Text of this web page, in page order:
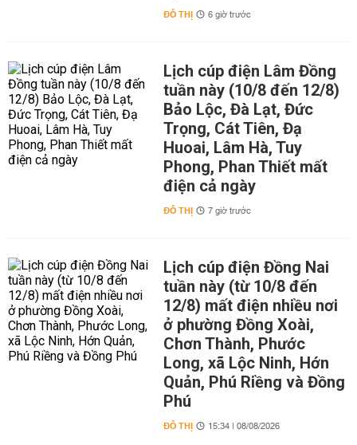
ĐÔ THỊ 6 giờ trước
Lịch cúp điện Lâm Đồng
tuần này (10/8 đến 12/8)
Bảo Lộc, Đà Lạt, Đức
Trọng, Cát Tiên, Đạ
Huoai, Lâm Hà, Tuy
Phong, Phan Thiết mất
điện cả ngày
ĐÔ THỊ 7 giờ trước
Lịch cúp điện Đồng Nai
tuần này (từ 10/8 đến
12/8) mất điện nhiều nơi
ở phường Đồng Xoài,
Chơn Thành, Phước
Long, xã Lộc Ninh, Hớn
Quản, Phú Riềng và Đồng
Phú
ĐÔ THỊ 15:34 | 08/08/2026